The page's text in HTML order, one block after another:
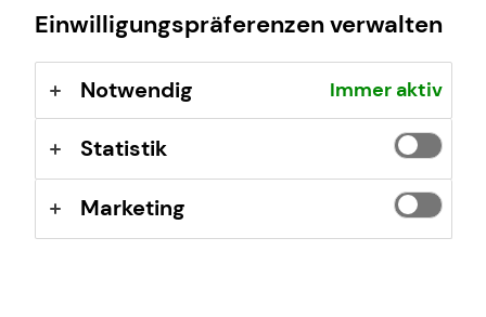
Deutschlandweit an über 400 Standorten vertreten
Unsere Beratungsphilosophie: Wir beraten unsere
Kundinnen und Kunden so, wie wir auch selbst
beraten werden möchten – ehrlich,
chancenorientiert, leidenschaftlich und kompetent.
tecis Finanzberatung
Einwilligungspräferenzen verwalten
Notwendig Immer aktiv
Statistik
Marketing